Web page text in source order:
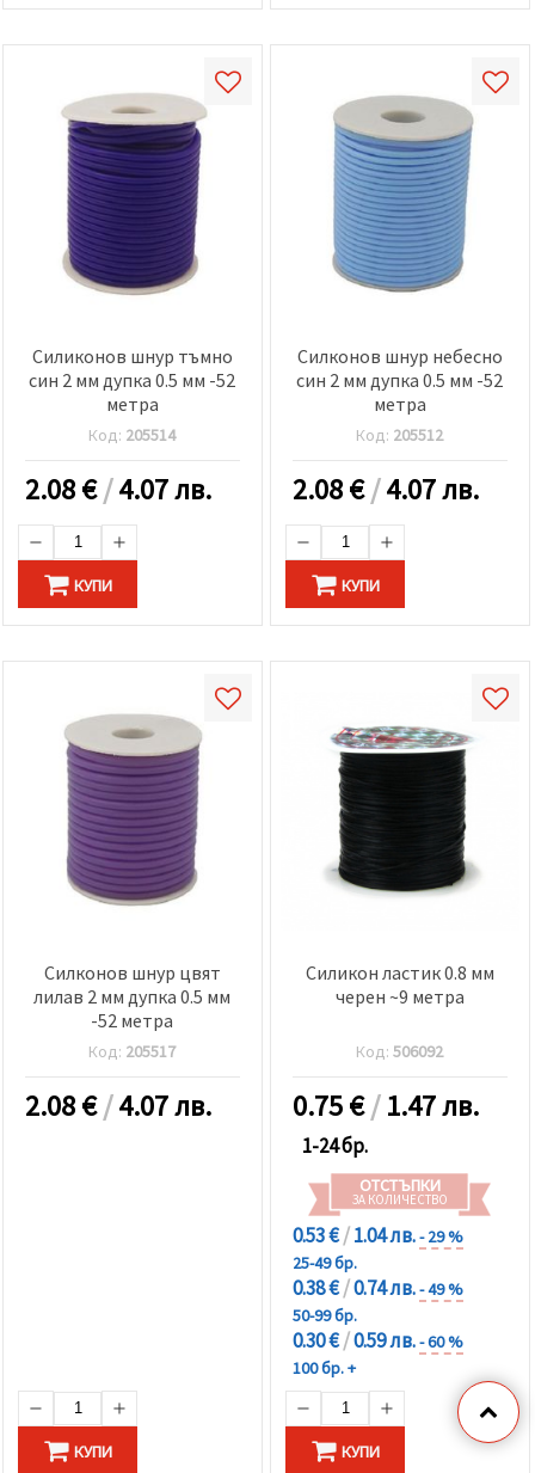
Силиконов шнур тъмно
син 2 мм дупка 0.5 мм -52
метра
Код: 205514
2.08€/4.07 лв.
КУПИ
Силконов шнур небесно
син 2 мм дупка 0.5 мм -52
метра
Код: 205512
2.08€/4.07 лв.
КУПИ
Силконов шнур цвят
лилав 2 мм дупка 0.5 мм
-52 метра
Код: 205517
2.08€/4.07 лв.
КУПИ
Силикон ластик 0.8 мм
черен ~9 метра
Код:506092
0.75€/1.47 лв.
1-24 бр.
ОТСТЪПКИ
ЗА КОЛИЧЕСТВО
0.53 €/1.04 лв.- 29 %
25-49 бр.
0.38 €/0.74 лв.- 49 %
50-99 бр.
0.30 €/0.59 лв.- 60 %
100 бр. +
КУПИ